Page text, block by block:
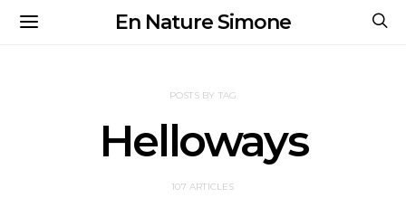
En Nature Simone
POSTS BY TAG
Helloways
107 ARTICLES